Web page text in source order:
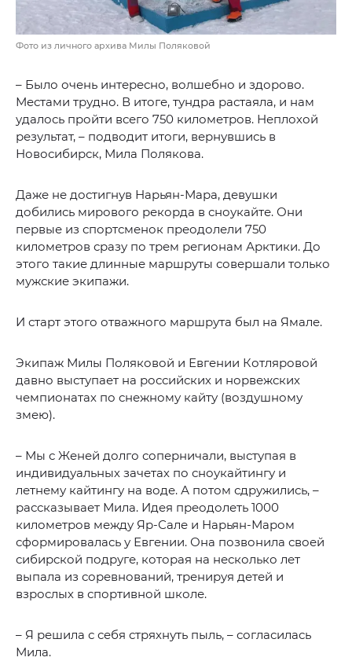
Фото из личного архива Милы Поляковой
– Было очень интересно, волшебно и здорово.
Местами трудно. В итоге, тундра растаяла, и нам
удалось пройти всего 750 километров. Неплохой
результат, – подводит итоги, вернувшись в
Новосибирск, Мила Полякова.
Даже не достигнув Нарьян-Мара, девушки
добились мирового рекорда в сноукайте. Они
первые из спортсменок преодолели 750
километров сразу по трем регионам Арктики. До
этого такие длинные маршруты совершали только
мужские экипажи.
И старт этого отважного маршрута был на Ямале.
Экипаж Милы Поляковой и Евгении Котляровой
давно выступает на российских и норвежских
чемпионатах по снежному кайту (воздушному
змею).
– Мы с Женей долго соперничали, выступая в
индивидуальных зачетах по сноукайтингу и
летнему кайтингу на воде. А потом сдружились, –
рассказывает Мила. Идея преодолеть 1000
километров между Яр-Сале и Нарьян-Маром
сформировалась у Евгении. Она позвонила своей
сибирской подруге, которая на несколько лет
выпала из соревнований, тренируя детей и
взрослых в спортивной школе.
– Я решила с себя стряхнуть пыль, – согласилась
Мила.